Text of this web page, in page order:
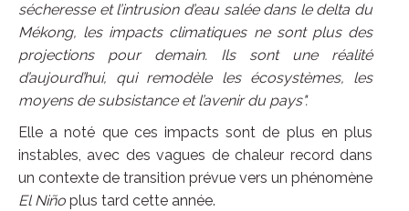
sécheresse et l’intrusion d’eau salée dans le delta du
Mékong, les impacts climatiques ne sont plus des
projections pour demain. Ils sont une réalité
d’aujourd’hui, qui remodèle les écosystèmes, les
moyens de subsistance et l’avenir du pays".
Elle a noté que ces impacts sont de plus en plus
instables, avec des vagues de chaleur record dans
un contexte de transition prévue vers un phénomène
El Niño plus tard cette année.